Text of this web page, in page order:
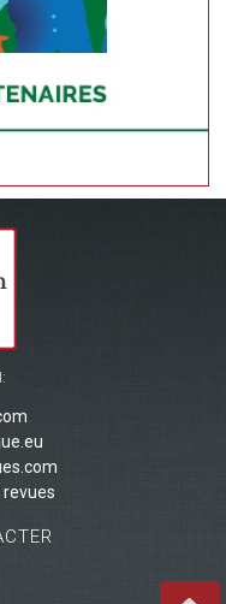
revues